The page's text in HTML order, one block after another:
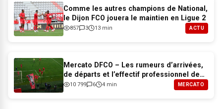
Comme les autres champions de National,
le Dijon FCO jouera le maintien en Ligue 2
857 3 13 min ACTU
Mercato DFCO – Les rumeurs d’arrivées,
de départs et l’effectif professionnel de
Dijon pour 2026-2027
10 799 6 4 min MERCATO